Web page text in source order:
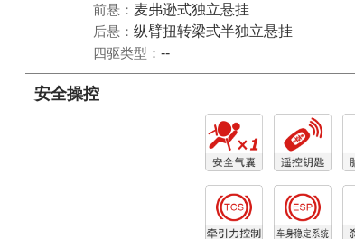
前悬： 麦弗逊式独立悬挂
后悬： 纵臂扭转梁式半独立悬挂
四驱类型： --
安全操控